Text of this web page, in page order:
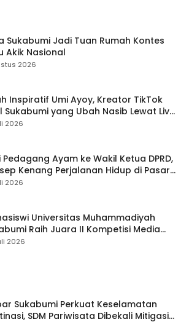
Sukabumi Jadi Tuan Rumah Kontes
Akik Nasional
2026
Inspiratif Umi Ayoy, Kreator TikTok
Sukabumi yang Ubah Nasib Lewat Live
2026
Pedagang Ayam ke Wakil Ketua DPRD,
Kenang Perjalanan Hidup di Pasar
2026
Universitas Muhammadiyah
Raih Juara II Kompetisi Media
Digital Tingkat Internasional
2026
Sukabumi Perkuat Keselamatan
SDM Pariwisata Dibekali Mitigasi